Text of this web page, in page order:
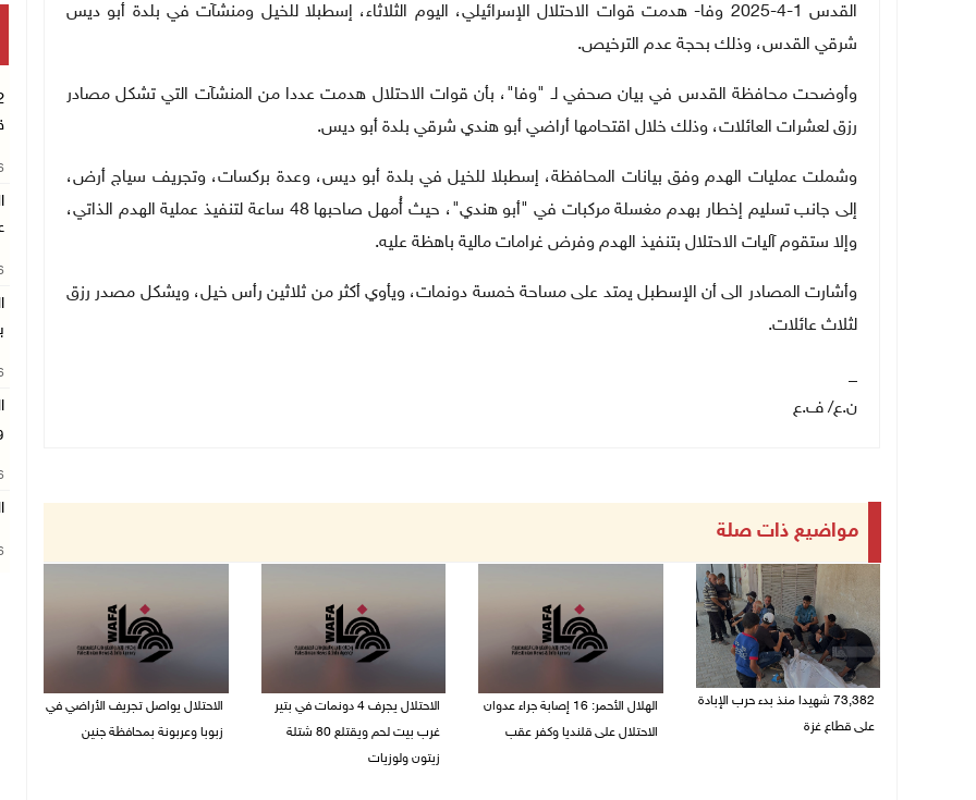
القدس 1-4-2025 وفا- هدمت قوات الاحتلال الإسرائيلي، اليوم الثلاثاء، إسطبلا للخيل ومنشآت في بلدة أبو ديس
شرقي القدس، وذلك بحجة عدم الترخيص.
وأوضحت محافظة القدس في بيان صحفي لـ "وفا"، بأن قوات الاحتلال هدمت عددا من المنشآت التي تشكل مصادر
رزق لعشرات العائلات، وذلك خلال اقتحامها أراضي أبو هندي شرقي بلدة أبو ديس.
وشملت عمليات الهدم وفق بيانات المحافظة، إسطبلا للخيل في بلدة أبو ديس، وعدة بركسات، وتجريف سياج أرض،
إلى جانب تسليم إخطار بهدم مغسلة مركبات في "أبو هندي"، حيث أُمهل صاحبها 48 ساعة لتنفيذ عملية الهدم الذاتي،
وإلا ستقوم آليات الاحتلال بتنفيذ الهدم وفرض غرامات مالية باهظة عليه.
وأشارت المصادر الى أن الإسطبل يمتد على مساحة خمسة دونمات، ويأوي أكثر من ثلاثين رأس خيل، ويشكل مصدر رزق
لثلاث عائلات.
ن.ع/ ف.ع
مواضيع ذات صلة
73,382 شهيدا منذ بدء حرب الإبادة
على قطاع غزة
الهلال الأحمر: 16 إصابة جراء عدوان
الاحتلال على قلنديا وكفر عقب
الاحتلال يجرف 4 دونمات في بتير
غرب بيت لحم ويقتلع 80 شتلة
زيتون ولوزيات
الاحتلال يواصل تجريف الأراضي في
زبوبا وعربونة بمحافظة جنين